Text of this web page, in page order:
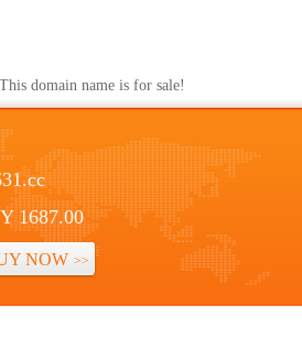
domain name is for sale!
1687.00
NOW >>